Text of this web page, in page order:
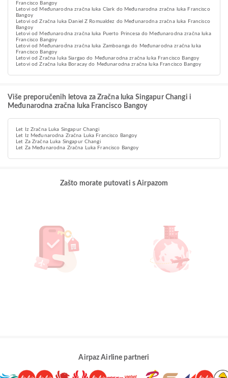
Francisco Bangoy
Letovi od Međunarodna zračna luka Clark do Međunarodna zračna luka Francisco
Bangoy
Letovi od Zračna luka Daniel Z Romualdez do Međunarodna zračna luka Francisco
Bangoy
Letovi od Međunarodna zračna luka Puerto Princesa do Međunarodna zračna luka
Francisco Bangoy
Letovi od Međunarodna zračna luka Zamboanga do Međunarodna zračna luka
Francisco Bangoy
Letovi od Zračna luka Siargao do Međunarodna zračna luka Francisco Bangoy
Letovi od Zračna luka Boracay do Međunarodna zračna luka Francisco Bangoy
Više preporučenih letova za Zračna luka Singapur Changi i
Međunarodna zračna luka Francisco Bangoy
Let Iz Zračna Luka Singapur Changi
Let Iz Međunarodna Zračna Luka Francisco Bangoy
Let Za Zračna Luka Singapur Changi
Let Za Međunarodna Zračna Luka Francisco Bangoy
Zašto morate putovati s Airpazom
Airpaz Airline partneri